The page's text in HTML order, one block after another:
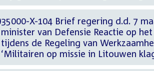
35000-X-104 Brief regering d.d. 7
minister van Defensie Reactie op
tijdens de Regeling van
‘Militairen op missie in Litouwen